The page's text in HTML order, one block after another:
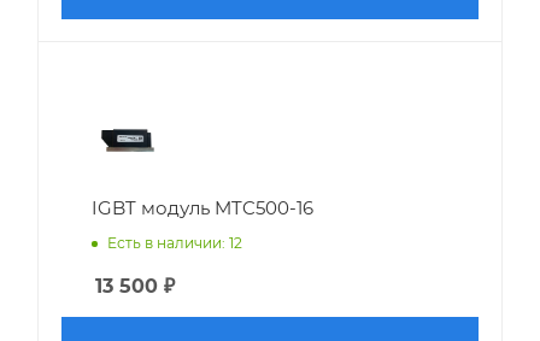
IGBT модуль MTC500-16
Есть в наличии: 12
13 500 ₽